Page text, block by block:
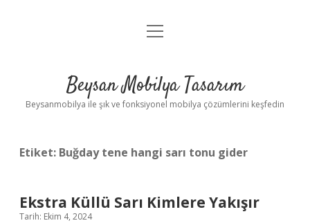
Anasayfa
Yasal Uyarı
menüyü
Beysan Mobilya Tasarım
Beysanmobilya ile şık ve fonksiyonel mobilya çözümlerini keşfedin
Etiket: Buğday tene hangi sarı tonu gider
Ekstra Küllü Sarı Kimlere Yakışır
Tarih: Ekim 4, 2024